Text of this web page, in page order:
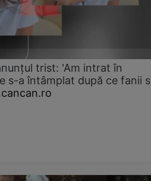
trist: 'Am intrat în
s-a întâmplat după ce fanii